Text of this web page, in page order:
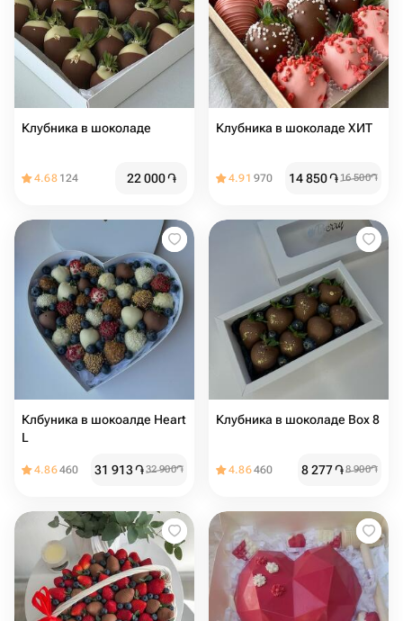
Клубника в шоколаде
4.68 124 22 000֏
Клубника в шоколаде ХИТ
4.91 970 14 850֏16 500֏
Клбуника в шокоалде Heart
L
4.86460 31 913֏32 900֏
Клубника в шоколаде Box 8
4.86460 8 277֏8 900֏